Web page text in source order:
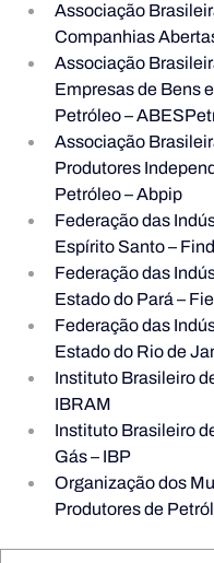
Associação
Companhias
Associação
Empresas de Bens
Petróleo –
Associação
Produtores
Petróleo – Abpip
Federação das
Espírito Santo –
Federação das
Estado do Pará –
Federação das
Estado do Rio de
Instituto Brasileiro
IBRAM
Instituto Brasileiro
Gás – IBP
Organização dos
Produtores de